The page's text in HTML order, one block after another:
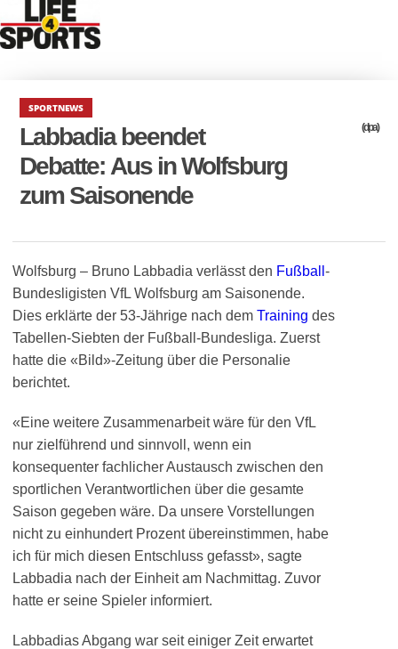
SPORTNEWS
Labbadia beendet
Debatte: Aus in Wolfsburg
zum Saisonende
(dpa)
Wolfsburg – Bruno Labbadia verlässt den Fußball -
Bundesligisten VfL Wolfsburg am Saisonende.
Dies erklärte der 53-Jährige nach dem Training des
Tabellen-Siebten der Fußball-Bundesliga. Zuerst
hatte die «Bild»-Zeitung über die Personalie
berichtet.
«Eine weitere Zusammenarbeit wäre für den VfL
nur zielführend und sinnvoll, wenn ein
konsequenter fachlicher Austausch zwischen den
sportlichen Verantwortlichen über die gesamte
Saison gegeben wäre. Da unsere Vorstellungen
nicht zu einhundert Prozent übereinstimmen, habe
ich für mich diesen Entschluss gefasst», sagte
Labbadia nach der Einheit am Nachmittag. Zuvor
hatte er seine Spieler informiert.
Labbadias Abgang war seit einiger Zeit erwartet